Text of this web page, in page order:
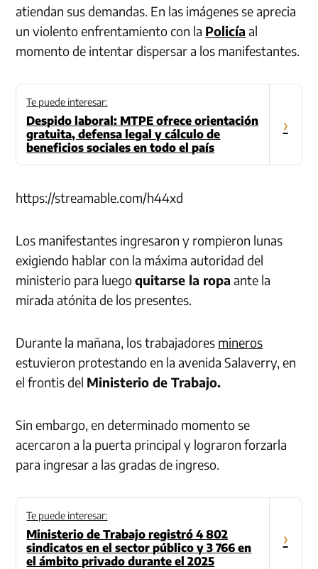
atiendan sus demandas. En las imágenes se aprecia
un violento enfrentamiento con la Policía al
momento de intentar dispersar a los manifestantes.
Te puede interesar:
Despido laboral: MTPE ofrece orientación
gratuita, defensa legal y cálculo de
beneficios sociales en todo el país
›
https://streamable.com/h44xd
Los manifestantes ingresaron y rompieron lunas
exigiendo hablar con la máxima autoridad del
ministerio para luegoquitarse la ropa ante la
mirada atónita de los presentes.
Durante la mañana, los trabajadores mineros
estuvieron protestando en la avenida Salaverry, en
el frontis del Ministerio de Trabajo.
Sin embargo, en determinado momento se
acercaron a la puerta principal y lograron forzarla
para ingresar a las gradas de ingreso.
Te puede interesar:
Ministerio de Trabajo registró 4 802
sindicatos en el sector público y 3 766 en
el ámbito privado durante el 2025
›